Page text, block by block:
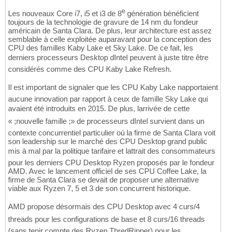
Les nouveaux Core i7, i5 et i3 de 8e génération bénéficient
toujours de la technologie de gravure de 14 nm du fondeur
américain de Santa Clara. De plus, leur architecture est assez
semblable à celle exploitée auparavant pour la conception des
CPU des familles Kaby Lake et Sky Lake. De ce fait, les
derniers processeurs Desktop dIntel peuvent à juste titre être
considérés comme des CPU Kaby Lake Refresh.
Il est important de signaler que les CPU Kaby Lake napportaient
aucune innovation par rapport à ceux de famille Sky Lake qui
avaient été introduits en 2015. De plus, larrivée de cette
« ;nouvelle famille ;» de processeurs dIntel survient dans un
contexte concurrentiel particulier où la firme de Santa Clara voit
son leadership sur le marché des CPU Desktop grand public
mis à mal par la politique tarifaire et lattrait des consommateurs
pour les derniers CPU Desktop Ryzen proposés par le fondeur
AMD. Avec le lancement officiel de ses CPU Coffee Lake, la
firme de Santa Clara se devait de proposer une alternative
viable aux Ryzen 7, 5 et 3 de son concurrent historique.
AMD propose désormais des CPU Desktop avec 4 curs/4
threads pour les configurations de base et 8 curs/16 threads